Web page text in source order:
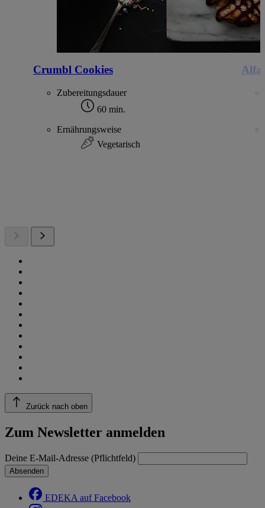
Crumbl Cookies
Zubereitungsdauer
60 min.
Ernährungsweise
Vegetarisch
Zurück nach oben
Zum Newsletter anmelden
Deine E-Mail-Adresse (Pflichtfeld)
Absenden
EDEKA auf Facebook